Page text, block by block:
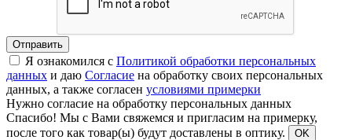
Отправить
Я ознакомился с Политикой обработки персональных
данных и даю Согласие на обработку своих персональных
данных, а также согласен условиями примерки
Нужно согласие на обработку персональных данных
Спасибо! Мы с Вами свяжемся и пригласим на примерку,
после того как товар(ы) будут доставлены в оптику.
OK